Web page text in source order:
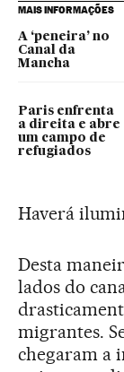
MAIS INFORMAÇÕES
A ‘peneira’ no
Canal da
Mancha
Paris enfrenta
a direita e abre
um campo de
refugiados
Haverá
Desta
lados do
migrantes.
chegaram a